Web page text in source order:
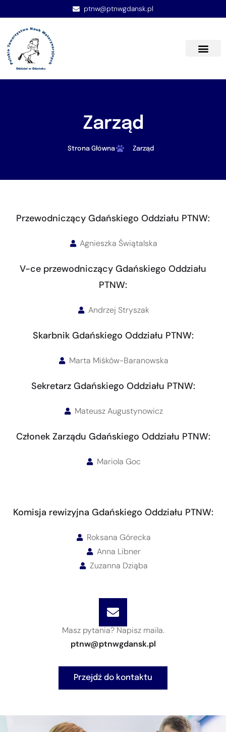
ptnw@ptnwgdansk.pl
Zarząd
Strona Główna Zarząd
Przewodniczący Gdańskiego Oddziału PTNW:
Agnieszka Świątalska
V-ce przewodniczący Gdańskiego Oddziału
PTNW:
Andrzej Stryszak
Skarbnik Gdańskiego Oddziału PTNW:
Marta Miśków-Baranowska
Sekretarz Gdańskiego Oddziału PTNW:
Mateusz Augustynowicz
Członek Zarządu Gdańskiego Oddziału PTNW:
Mariola Goc
Komisja rewizyjna Gdańskiego Oddziału PTNW:
Roksana Górecka
Anna Libner
Zuzanna Dziąba
Masz pytania? Napisz maila.
ptnw@ptnwgdansk.pl
Przejdź do kontaktu